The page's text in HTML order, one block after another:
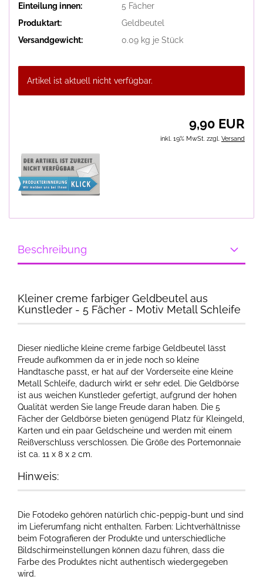
Einteilung innen:
5 Fächer
Produktart:
Geldbeutel
Versandgewicht:
0.09kg je Stück
Artikel ist aktuell nicht verfügbar.
9,90 EUR
inkl. 19% MwSt. zzgl. Versand
Beschreibung
Kleiner creme farbiger Geldbeutel aus
Kunstleder - 5 Fächer - Motiv Metall Schleife
Dieser niedliche kleine creme farbige Geldbeutel lässt
Freude aufkommen da er in jede noch so kleine
Handtasche passt, er hat auf der Vorderseite eine kleine
Metall Schleife, dadurch wirkt er sehr edel. Die Geldbörse
ist aus weichen Kunstleder gefertigt, aufgrund der hohen
Qualität werden Sie lange Freude daran haben. Die 5
Fächer der Geldbörse bieten genügend Platz für Kleingeld,
Karten und ein paar Geldscheine und werden mit einem
Reißverschluss verschlossen. Die Größe des Portemonnaie
ist ca. 11 x 8 x 2 cm.
Hinweis:
Die Fotodeko gehören natürlich chic-peppig-bunt und sind
im Lieferumfang nicht enthalten. Farben: Lichtverhältnisse
beim Fotografieren der Produkte und unterschiedliche
Bildschirmeinstellungen können dazu führen, dass die
Farbe des Produktes nicht authentisch wiedergegeben
wird.​